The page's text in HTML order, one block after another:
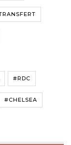
#RDC
#CHELSEA